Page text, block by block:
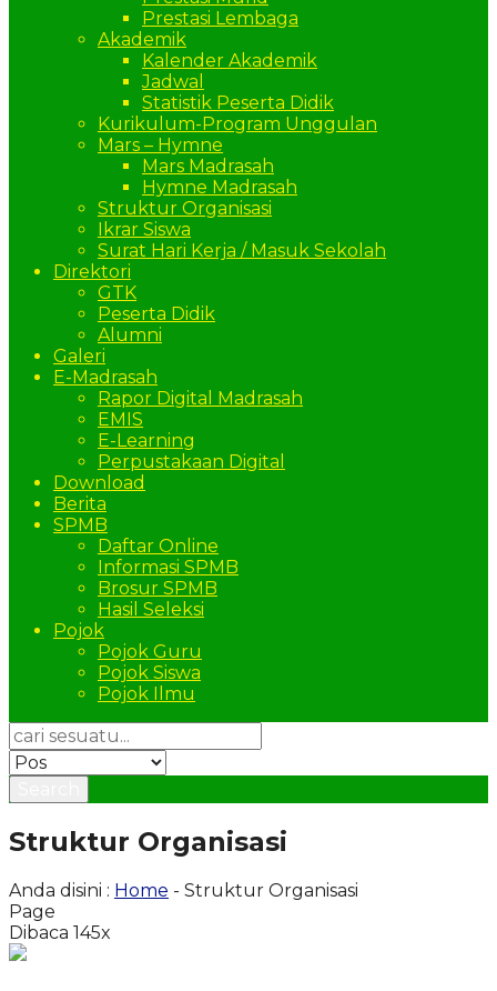
Prestasi Lembaga
Akademik
Kalender Akademik
Jadwal
Statistik Peserta Didik
Kurikulum-Program Unggulan
Mars – Hymne
Mars Madrasah
Hymne Madrasah
Struktur Organisasi
Ikrar Siswa
Surat Hari Kerja / Masuk Sekolah
Direktori
GTK
Peserta Didik
Alumni
Galeri
E-Madrasah
Rapor Digital Madrasah
EMIS
E-Learning
Perpustakaan Digital
Download
Berita
SPMB
Daftar Online
Informasi SPMB
Brosur SPMB
Hasil Seleksi
Pojok
Pojok Guru
Pojok Siswa
Pojok Ilmu
Struktur Organisasi
Anda disini : Home - Struktur Organisasi
Page
Dibaca 145x